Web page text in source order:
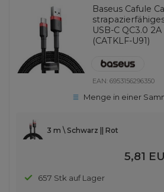
Baseus Cafule
USB-C QC3.0
(CATKLF-U91)
EAN:6953156296350
Menge in einer
3 m \ Schwarz || Rot
5,81
657 Stk auf Lager